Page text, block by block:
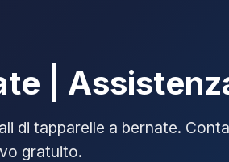
|
di tapparelle a bernate.
gratuito.